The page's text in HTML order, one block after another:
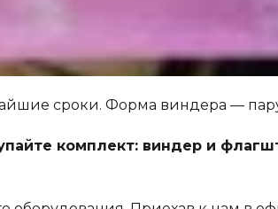
сроки. Форма виндера —
комплект: виндер и